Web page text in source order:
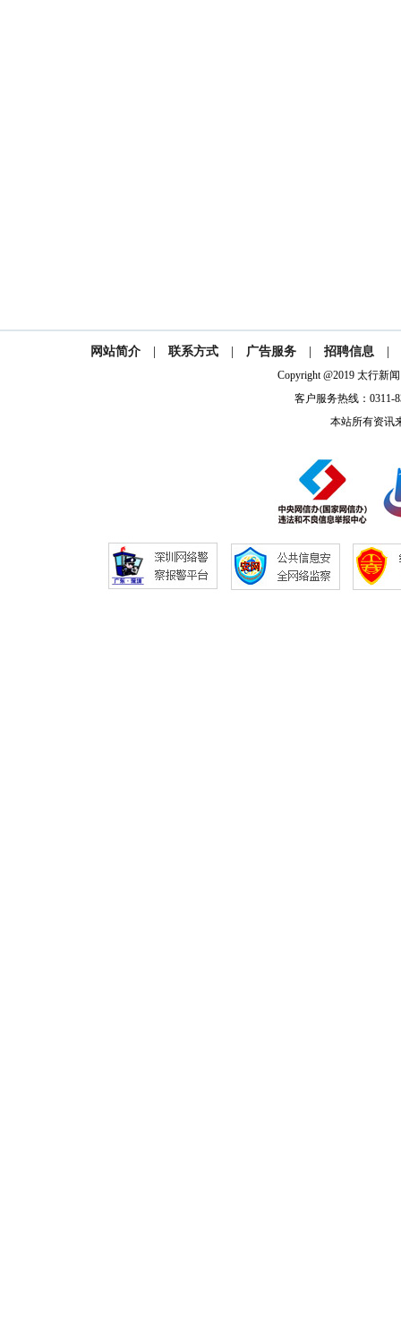
网站简介 联系方式 广告服务 招聘信息
Copyright @2019 太行新
客户服务热线：0311-
本站所有资讯